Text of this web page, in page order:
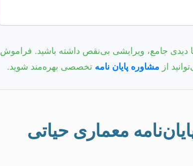
دیدی جامع، ویرایشی بی‌نقص داشته باشید. فراموش
از مشاوره پایان نامه تخصصی بهره‌مند شوید.
معماری حیاتی